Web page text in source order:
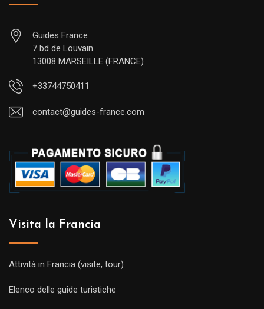
Guides France
7 bd de Louvain
13008 MARSEILLE (FRANCE)
+33744750411
contact@guides-france.com
Visita la Francia
Attività in Francia (visite, tour)
Elenco delle guide turistiche